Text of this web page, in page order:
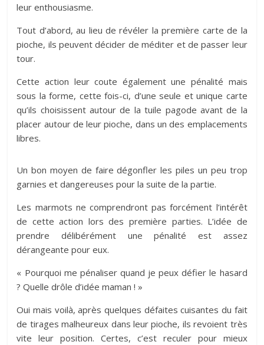
leur enthousiasme.
Tout d’abord, au lieu de révéler la première carte de la
pioche, ils peuvent décider de méditer et de passer leur
tour.
Cette action leur coute également une pénalité mais
sous la forme, cette fois-ci, d’une seule et unique carte
qu’ils choisissent autour de la tuile pagode avant de la
placer autour de leur pioche, dans un des emplacements
libres.
Un bon moyen de faire dégonfler les piles un peu trop
garnies et dangereuses pour la suite de la partie.
Les marmots ne comprendront pas forcément l’intérêt
de cette action lors des première parties. L’idée de
prendre délibérément une pénalité est assez
dérangeante pour eux.
« Pourquoi me pénaliser quand je peux défier le hasard
? Quelle drôle d’idée maman ! »
Oui mais voilà, après quelques défaites cuisantes du fait
de tirages malheureux dans leur pioche, ils revoient très
vite leur position. Certes, c’est reculer pour mieux